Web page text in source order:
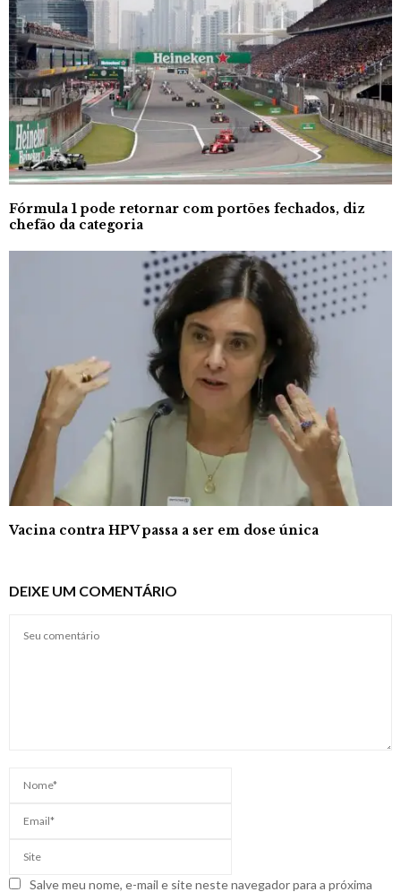
Fórmula 1 pode retornar com portões fechados, diz
chefão da categoria
Vacina contra HPV passa a ser em dose única
DEIXE UM COMENTÁRIO
Salve meu nome, e-mail e site neste navegador para a próxima